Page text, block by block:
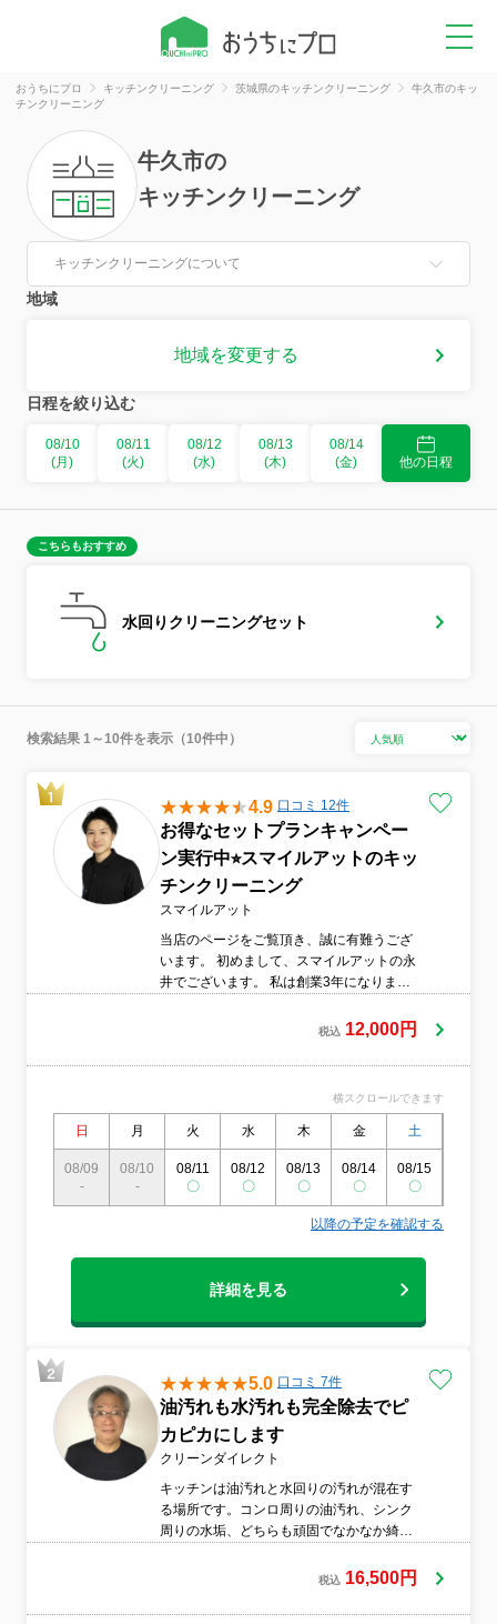
おうちにプロ キッチンクリーニング 茨城県のキッチンクリーニング
牛久市のキッ
チンクリーニング
牛久市の
キッチンクリーニング
キッチンクリーニングについて
地域
地域を変更する
日程を絞り込む
08/10
(月)
08/11
(火)
08/12
(水)
08/13
(木)
08/14
(金)
他の日程
こちらもおすすめ
水回りクリーニングセット
検索結果 1～10件を表示（10件中）
4.9 口コミ 12件
お得なセットプランキャンペー
ン実行中⭐︎スマイルアットのキッ
チンクリーニング
スマイルアット
当店のページをご覧頂き、誠に有難うござ
います。 初めまして、スマイルアットの永
井でございます。 私は創業3年になりま
いしてあげたいという気持ちで始めまし
大切に手抜きをしない丁寧な作業を心がけ
たり前ですが、お客様のご自宅に上がる前
のあいさつ、手順説明、専門道具、機材の
置き場所まで徹底しております
税込 12,000円
横スクロールできます
日 月 火 水 木 金 土
08/09
-
08/10
-
08/11
〇
08/12
〇
08/13
〇
08/14
〇
08/15
〇
以降の予定を確認する
詳細を見る
5.0 口コミ 7件
油汚れも水汚れも完全除去でピ
カピカにします
クリーンダイレクト
キッチンは油汚れと水回りの汚れが混在す
る場所です。コンロ周りの油汚れ、シンク
周りの水垢、どちらも頑固でなかなか綺麗
い。どちらの汚れも専用洗剤できっちり落
す。シンクは研磨剤を使って磨き上げピカ
税込 16,500円